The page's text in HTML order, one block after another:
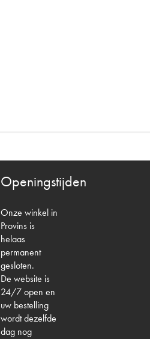
Openingstijden
Onze winkel in
Provins is
helaas
permanent
gesloten.
De website is
24/7 open en
uw bestelling
wordt dezelfde
dag nog